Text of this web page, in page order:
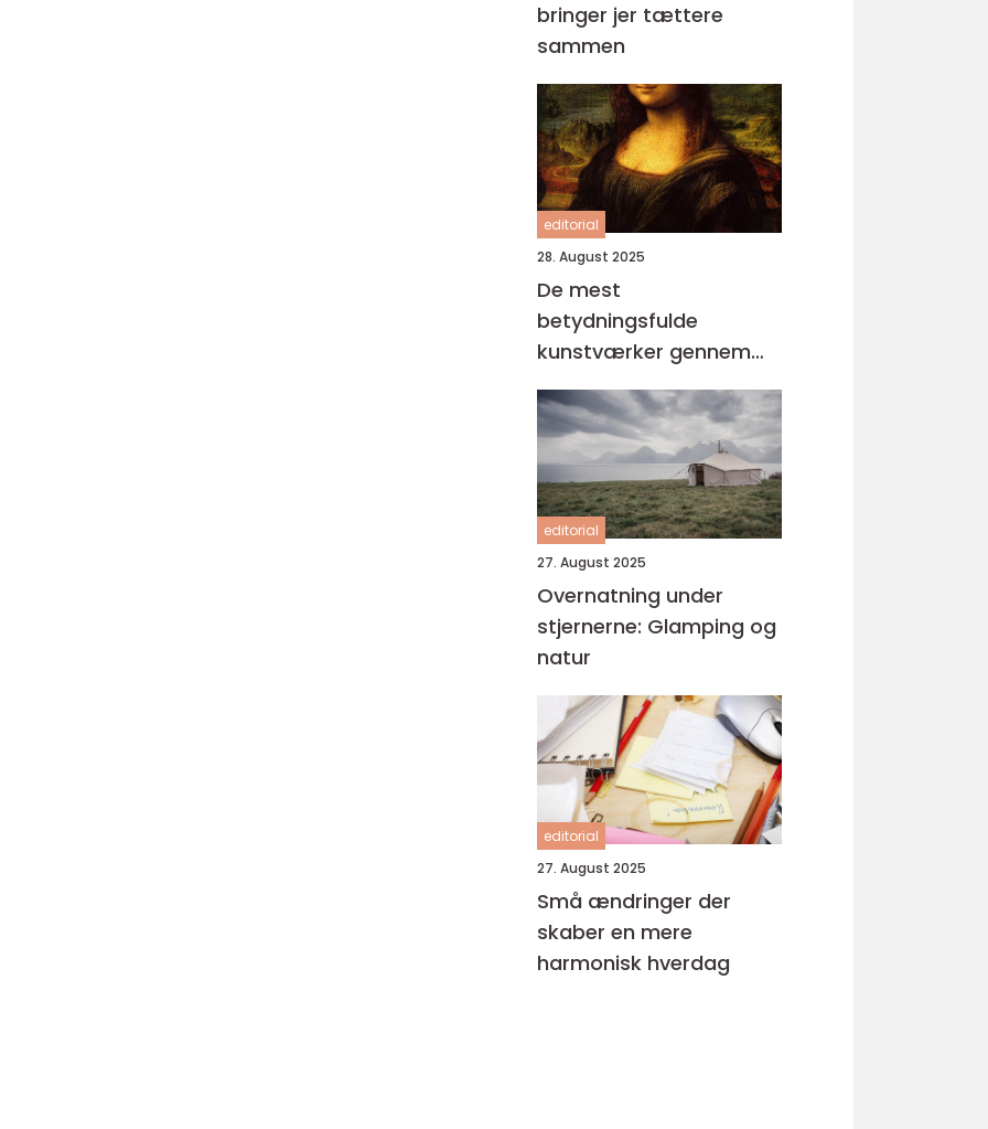
bringer jer tættere
sammen
editorial
28. August 2025
De mest
betydningsfulde
kunstværker gennem
tiderne
editorial
27. August 2025
Overnatning under
stjernerne: Glamping og
natur
editorial
27. August 2025
Små ændringer der
skaber en mere
harmonisk hverdag